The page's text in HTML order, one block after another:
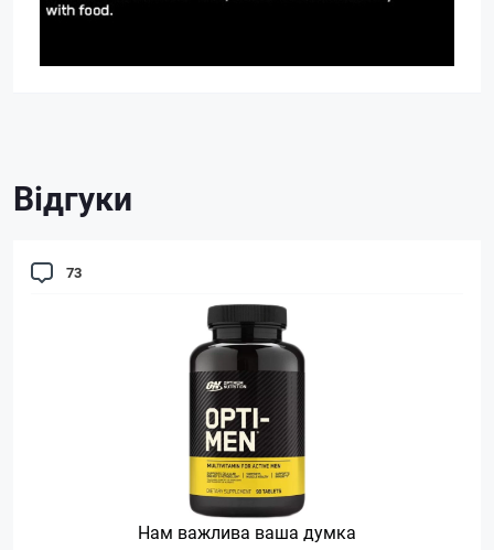
Відгуки
73
Нам важлива ваша думка